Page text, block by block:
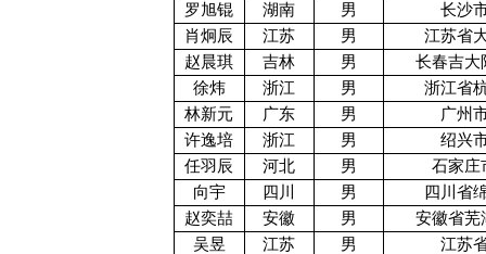
罗旭锟
湖南 男
长沙
肖炯辰
江苏 男
江苏省
赵晨琪
吉林 男
长春吉大
徐炜
浙江 男
浙江省
林新元
广东 男
广州
许逸培
浙江 男
绍兴
任羽辰
河北 男
石家庄
向宇
四川 男
四川省
赵奕喆
安徽 男
安徽省芜
吴昱
江苏 男
江苏